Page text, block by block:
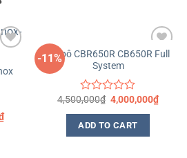
Yêu
thích
-11%Cổ pô CBR650R CB650R Full
System
Rated
0
out
of
4,500,000₫ 4,000,000₫
ADD TO CART